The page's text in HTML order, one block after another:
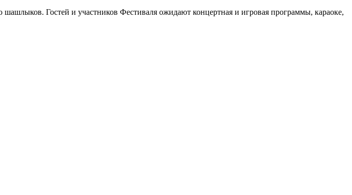
Гостей и участников Фестиваля ожидают концертная и игровая программы, караоке,